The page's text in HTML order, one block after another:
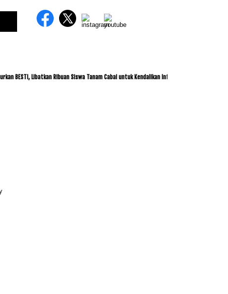
Libatkan Ribuan Siswa Tanam Cabai untuk Kendalikan Inflasi